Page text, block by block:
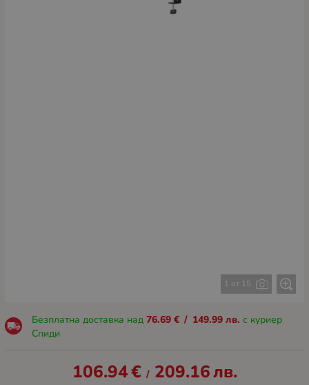
1 от 15
Безплатна доставка над 76.69 € / 149.99 лв. с куриер
Спиди
106.94€ / 209.16лв.